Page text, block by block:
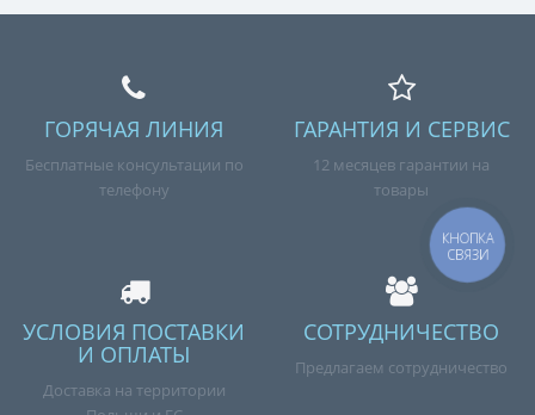
ГОРЯЧАЯ ЛИНИЯ
Бесплатные консультации по
телефону
ГАРАНТИЯ И СЕРВИС
12 месяцев гарантии на
товары
УСЛОВИЯ ПОСТАВКИ
И ОПЛАТЫ
Доставка на территории
СОТРУДНИЧЕСТВО
Предлагаем сотрудничество
КНОПКА
СВЯЗИ